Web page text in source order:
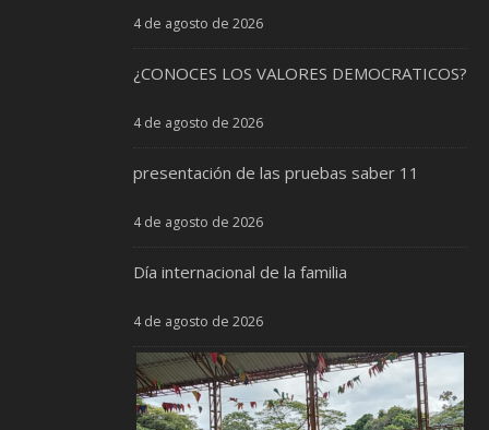
4 de agosto de 2026
¿CONOCES LOS VALORES DEMOCRATICOS?
4 de agosto de 2026
presentación de las pruebas saber 11
4 de agosto de 2026
Día internacional de la familia
4 de agosto de 2026